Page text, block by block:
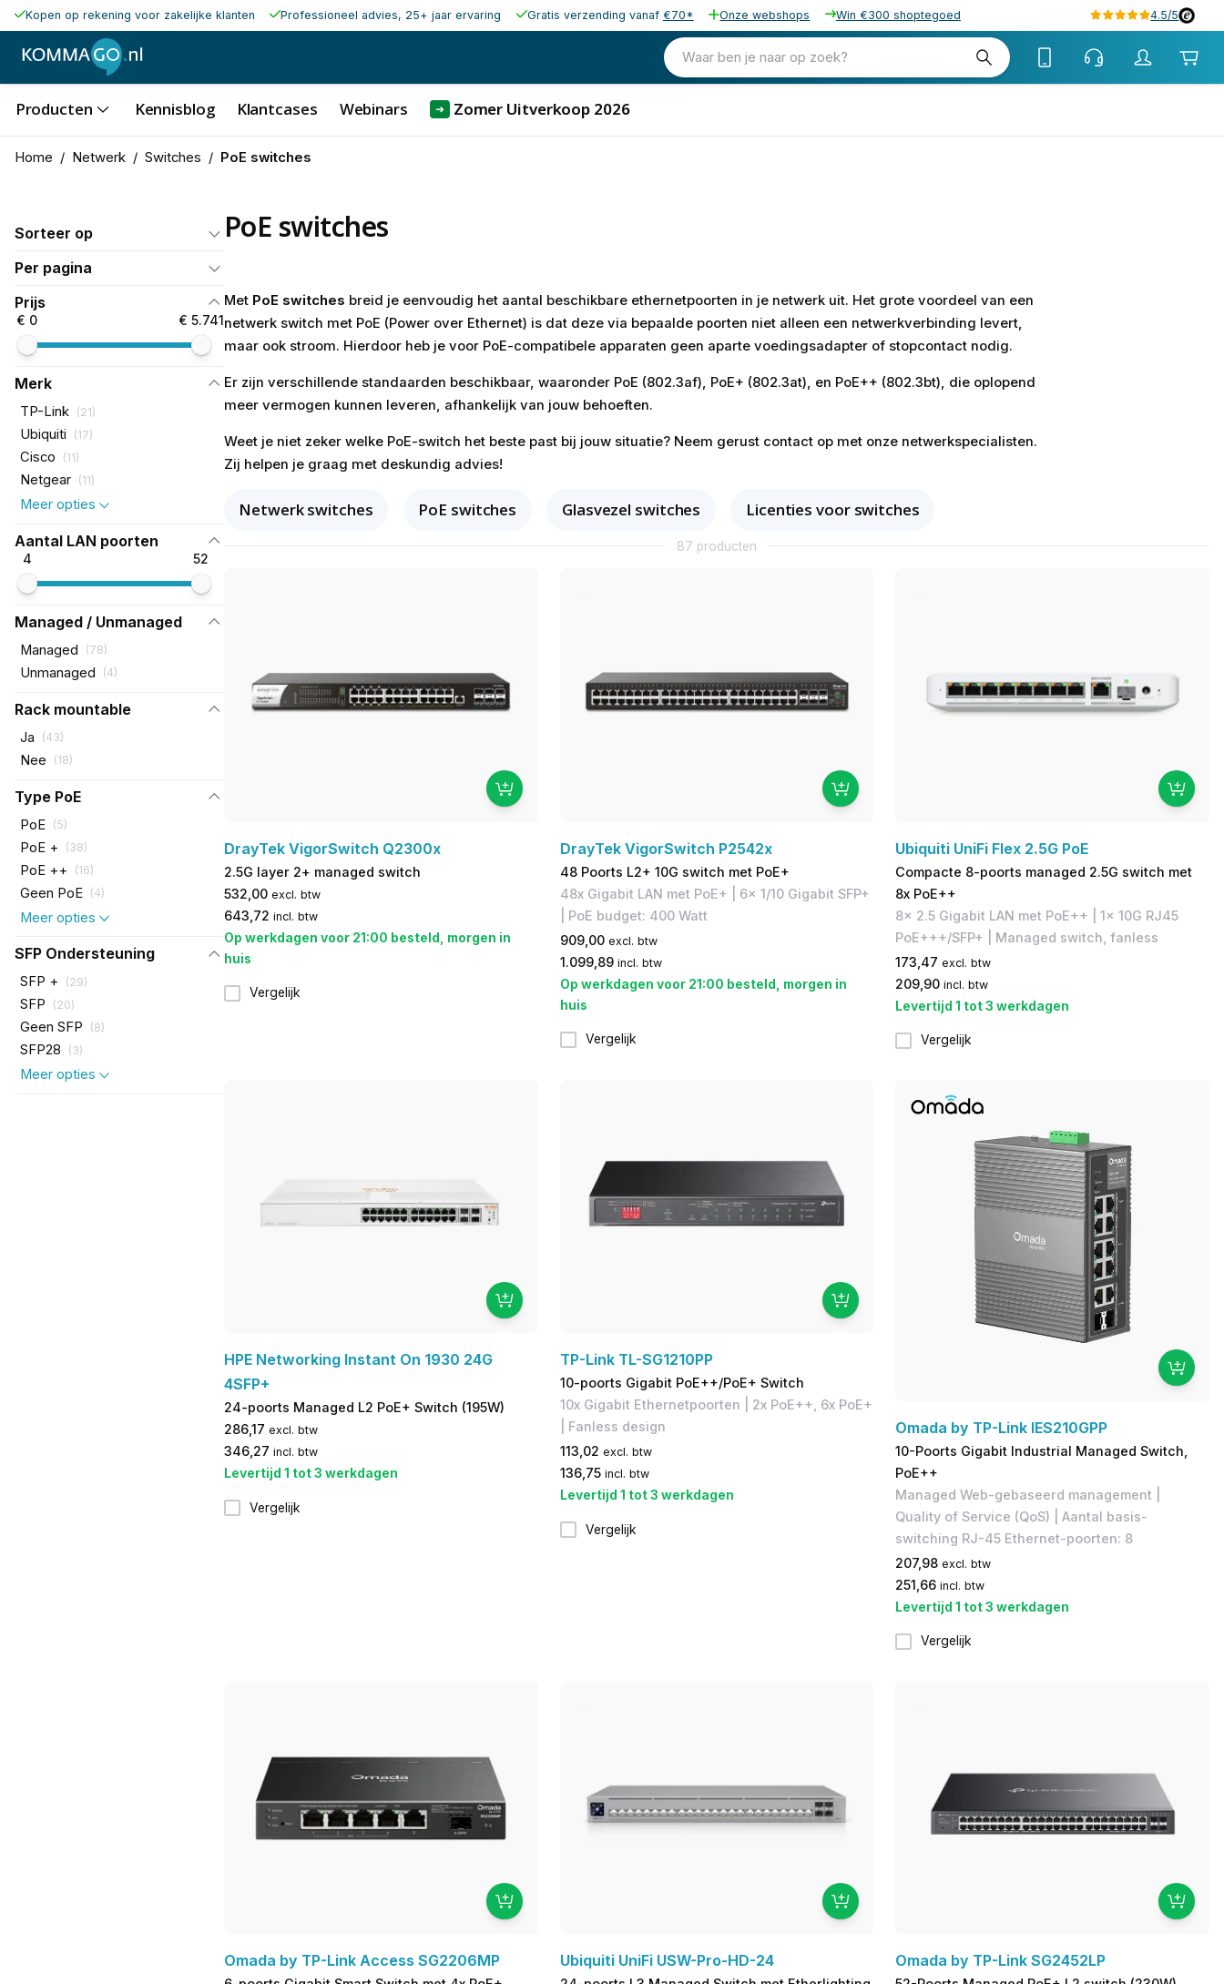
Kopen op rekening voor zakelijke klanten Professioneel advies, 25+ jaar ervaring Gratis verzending vanaf €70* Onze webshops Win €300 shoptegoed 4.5/5
Waar ben je naar op zoek?
Producten Kennisblog Klantcases Webinars ➜ Zomer Uitverkoop 2026
Home / Netwerk / Switches / PoE switches
Sorteer op
Per pagina
Prijs
€ 0 € 5.741
Merk
TP-Link (21)
Ubiquiti (17)
Cisco (11)
Netgear (11)
Meer opties
Aantal LAN poorten
4 52
Managed / Unmanaged
Managed (78)
Unmanaged (4)
Rack mountable
Ja (43)
Nee (18)
Type PoE
PoE (5)
PoE + (38)
PoE ++ (16)
Geen PoE (4)
Meer opties
SFP Ondersteuning
SFP + (29)
SFP (20)
Geen SFP (8)
SFP28 (3)
Meer opties
PoE switches
Met PoE switches breid je eenvoudig het aantal beschikbare ethernetpoorten in je netwerk uit. Het grote voordeel van een
netwerk switch met PoE (Power over Ethernet) is dat deze via bepaalde poorten niet alleen een netwerkverbinding levert,
maar ook stroom. Hierdoor heb je voor PoE-compatibele apparaten geen aparte voedingsadapter of stopcontact nodig.
Er zijn verschillende standaarden beschikbaar, waaronder PoE (802.3af), PoE+ (802.3at), en PoE++ (802.3bt), die oplopend
meer vermogen kunnen leveren, afhankelijk van jouw behoeften.
Weet je niet zeker welke PoE-switch het beste past bij jouw situatie? Neem gerust contact op met onze netwerkspecialisten.
Zij helpen je graag met deskundig advies!
Netwerk switches PoE switches Glasvezel switches Licenties voor switches
87 producten
DrayTek VigorSwitch Q2300x
2.5G layer 2+ managed switch
532,00 excl. btw
643,72 incl. btw
Op werkdagen voor 21:00 besteld, morgen in
huis
Vergelijk
DrayTek VigorSwitch P2542x
48 Poorts L2+ 10G switch met PoE+
48x Gigabit LAN met PoE+ | 6x 1/10 Gigabit SFP+
| PoE budget: 400 Watt
909,00 excl. btw
1.099,89 incl. btw
Op werkdagen voor 21:00 besteld, morgen in
huis
Vergelijk
Ubiquiti UniFi Flex 2.5G PoE
Compacte 8-poorts managed 2.5G switch met
8x PoE++
8x 2.5 Gigabit LAN met PoE++ | 1x 10G RJ45
PoE+++/SFP+ | Managed switch, fanless
173,47 excl. btw
209,90 incl. btw
Levertijd 1 tot 3 werkdagen
Vergelijk
HPE Networking Instant On 1930 24G
4SFP+
24-poorts Managed L2 PoE+ Switch (195W)
286,17 excl. btw
346,27 incl. btw
Levertijd 1 tot 3 werkdagen
Vergelijk
TP-Link TL-SG1210PP
10-poorts Gigabit PoE++/PoE+ Switch
10x Gigabit Ethernetpoorten | 2x PoE++, 6x PoE+
| Fanless design
113,02 excl. btw
136,75 incl. btw
Levertijd 1 tot 3 werkdagen
Vergelijk
Omada by TP-Link IES210GPP
10-Poorts Gigabit Industrial Managed Switch,
PoE++
Managed Web-gebaseerd management |
Quality of Service (QoS) | Aantal basis-
switching RJ-45 Ethernet-poorten: 8
207,98 excl. btw
251,66 incl. btw
Levertijd 1 tot 3 werkdagen
Vergelijk
Omada by TP-Link Access SG2206MP Ubiquiti UniFi USW-Pro-HD-24 Omada by TP-Link SG2452LP